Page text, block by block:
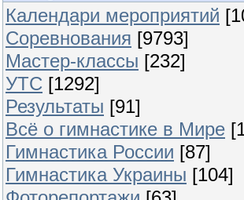
Календари мероприятий
Соревнования [9793]
Мастер-классы [232]
УТС [1292]
Результаты [91]
Всё о гимнастике в Мире
Гимнастика России [87]
Гимнастика Украины [104]